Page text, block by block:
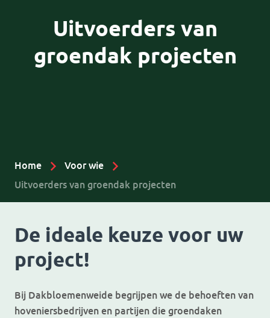
Uitvoerders van
groendak projecten
Home
Voor wie
Uitvoerders van groendak projecten
De ideale keuze voor uw
project!
Bij Dakbloemenweide begrijpen we de behoeften van
hoveniersbedrijven en partijen die groendaken